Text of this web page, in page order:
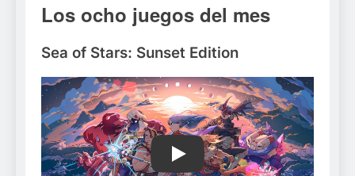
Los ocho juegos del mes
Sea of Stars: Sunset Edition
Play